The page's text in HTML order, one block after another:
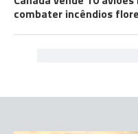
combater incêndios